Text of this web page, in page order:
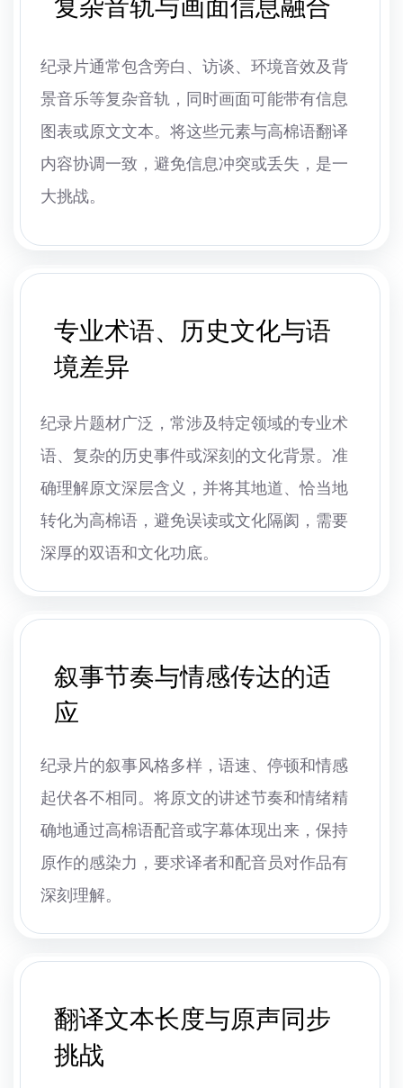
复杂音轨与画面信息融合
纪录片通常包含旁白、访谈、环境音效及背
景音乐等复杂音轨，同时画面可能带有信息
图表或原文文本。将这些元素与高棉语翻译
内容协调一致，避免信息冲突或丢失，是一
大挑战。
专业术语、历史文化与语
境差异
纪录片题材广泛，常涉及特定领域的专业术
语、复杂的历史事件或深刻的文化背景。准
确理解原文深层含义，并将其地道、恰当地
转化为高棉语，避免误读或文化隔阂，需要
深厚的双语和文化功底。
叙事节奏与情感传达的适
应
纪录片的叙事风格多样，语速、停顿和情感
起伏各不相同。将原文的讲述节奏和情绪精
确地通过高棉语配音或字幕体现出来，保持
原作的感染力，要求译者和配音员对作品有
深刻理解。
翻译文本长度与原声同步
挑战